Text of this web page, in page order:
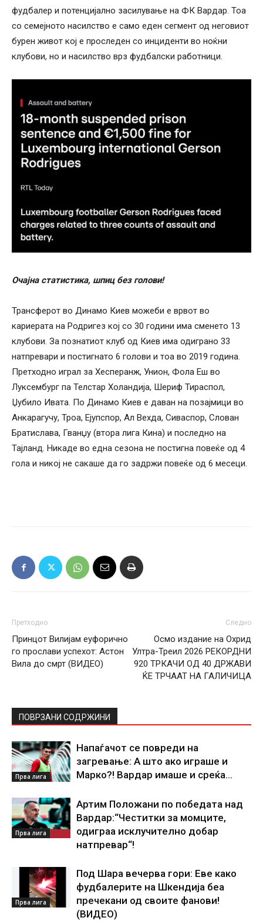
фудбалер и потенцијално засилување на ФК Вардар. Тоа
со семејното насилство е само еден сегмент од неговиот
бурен живот кој е проследен со инциденти во ноќни
клубови, но и насилство врз фудбалски работници.
Очајна статистика, шпиц без голови!
Трансферот во Динамо Киев можеби е врвот во
кариерата на Родригез кој со 30 години има сменето 13
клубови. За познатиот клуб од Киев има одиграно 33
натпревари и постигнато 6 голови и тоа во 2019 година.
Претходно играл за Хесперанж, Унион, Фола Еш во
Луксембург па Телстар Холандија, Шериф Тираспол,
Џубило Ивата. По Динамо Киев е даван на позајмици во
Анкарагучу, Троа, Ејупспор, Ал Вехда, Сиваспор, Слован
Братислава, Гванџу (втора лига Кина) и последно на
Тајланд. Никаде во една сезона не постигна повеќе од 4
гола и никој не сакаше да го задржи повеќе од 6 месеци.
Претходно
Принцот Вилијам еуфорично
го прослави успехот: Астон
Вила до смрт (ВИДЕО)
Следно
Осмо издание на Охрид
Ултра-Треил 2026 РЕКОРДНИ
920 ТРКАЧИ ОД 40 ДРЖАВИ
ЌЕ ТРЧААТ НА ГАЛИЧИЦА
ПОВРЗАНИ СОДРЖИНИ
Прва лига
Напаѓачот се повреди на
загревање: А што ако играше и
Марко?! Вардар имаше и среќа…
Прва лига
Артим Положани по победата над
Вардар:“Честитки за момците,
одиграа исклучително добар
натпревар“!
Прва лига
Под Шара вечерва гори: Еве како
фудбалерите на Шкендија беа
пречекани од своите фанови!
(ВИДЕО)